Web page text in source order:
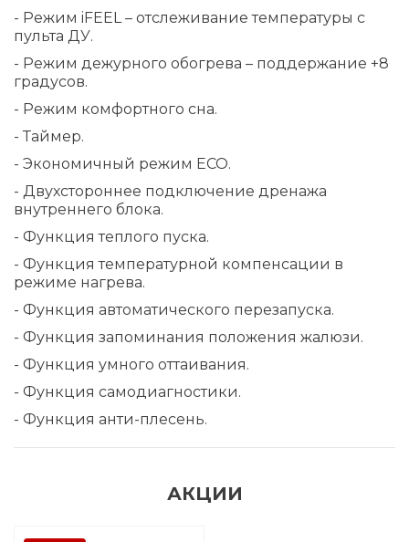
- Режим iFEEL – отслеживание температуры с
пульта ДУ.
- Режим дежурного обогрева – поддержание +8
градусов.
- Режим комфортного сна.
- Таймер.
- Экономичный режим ECO.
- Двухстороннее подключение дренажа
внутреннего блока.
- Функция теплого пуска.
- Функция температурной компенсации в
режиме нагрева.
- Функция автоматического перезапуска.
- Функция запоминания положения жалюзи.
- Функция умного оттаивания.
- Функция самодиагностики.
- Функция анти-плесень.
АКЦИИ